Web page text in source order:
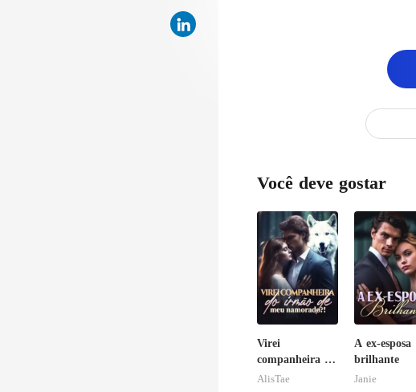
Você deve gostar
Virei
companheira do
irmão de meu
AlisTae
A ex-esposa
brilhante
Janie